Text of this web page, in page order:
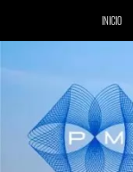
INICIO